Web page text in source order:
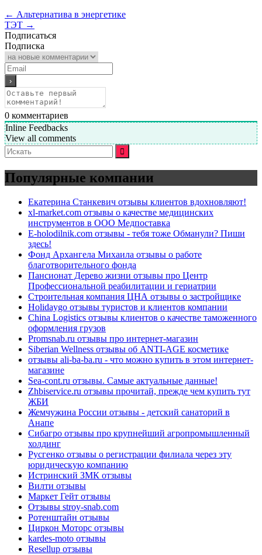
← Альтернатива в энергетике
ТЭТ →
Подписаться
Подписка
0 комментариев
Inline Feedbacks
View all comments
Искать:
Популярные компании
Екатерина Станкевич отзывы клиентов вдохновляют!
xl-market.com отзывы о качестве медицинских
инструментов в ООО Медпоставка
E-holodilnik.com отзывы - тебя тоже Обманули? Пиши
здесь!
Фонд Архангела Михаила отзывы о работе
благотворительного фонда
Пансионат Дерево жизни отзывы про Центр
Профессиональной реабилитации и гериатрии
Строительная компания ЦНА отзывы о застройщике
Holidaygo отзывы туристов и клиентов компании
China Logistics отзывы клиентов о качестве таможенного
оформления грузов
Promsnab.ru отзывы про интернет-магазин
Siberian Wellness отзывы об ANTI-AGE косметике
отзывы ali-ba-ba.ru - что можно купить в этом интернет-
магазине
Sea-cont.ru отзывы. Самые актуальные данные!
Zhbiservice.ru отзывы прочитай, прежде чем купить тут
ЖБИ
Жемчужина России отзывы - детский санаторий в
Анапе
Сибагро отзывы про крупнейший агропромышленный
холдинг
Русгенко отзывы о регистрации филиала через эту
юридическую компанию
Истринский ЗМК отзывы
Вилти отзывы
Маркет Гейт отзывы
Отзывы stroy-snab.com
Ротенштайн отзывы
Циркон Моторс отзывы
kardes-moto отзывы
Resellup отзывы